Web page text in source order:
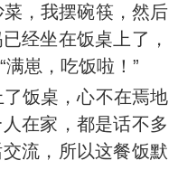
，我摆碗筷，然后
经坐在饭桌上了，
崽，吃饭啦！”
饭桌，心不在焉地
在家，都是话不多
流，所以这餐饭默